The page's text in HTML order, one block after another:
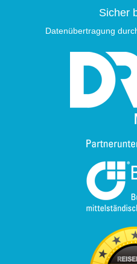
Sicher
Datenübertragung